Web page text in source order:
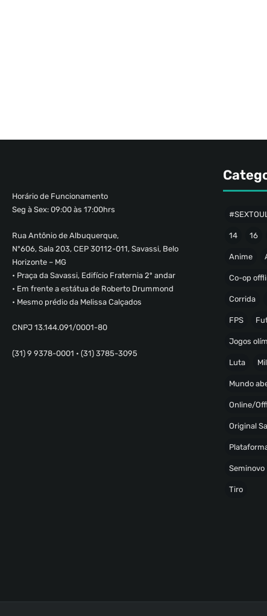
Horário de Funcionamento
Seg à Sex: 09:00 às 17:00hrs
Rua Antônio de Albuquerque,
Nº606, Sala 203, CEP 30112-011, Savassi, Belo
Horizonte – MG
• Praça da Savassi, Edifício Fraternia 2º andar
• Em frente a estátua de Roberto Drummond
• Mesmo prédio da Melissa Calçados
CNPJ 13.144.091/0001-80
(31) 9 9378-0001 • (31) 3785-3095
14 16
Anime
Co-op
Corrida
FPS
Jogos
Luta
Mundo
Online/
Original
Seminovo
Tiro